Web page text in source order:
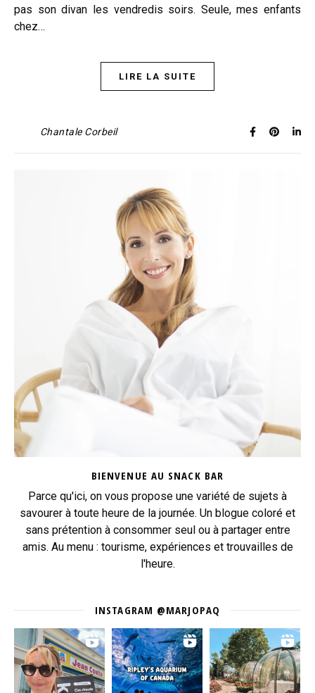
pas son divan les vendredis soirs. Seule, mes enfants
chez…
LIRE LA SUITE
Chantale Corbeil
BIENVENUE AU SNACK BAR
Parce qu'ici, on vous propose une variété de sujets à
savourer à toute heure de la journée. Un blogue coloré et
sans prétention à consommer seul ou à partager entre
amis. Au menu : tourisme, expériences et trouvailles de
l'heure.
INSTAGRAM @MARJOPAQ